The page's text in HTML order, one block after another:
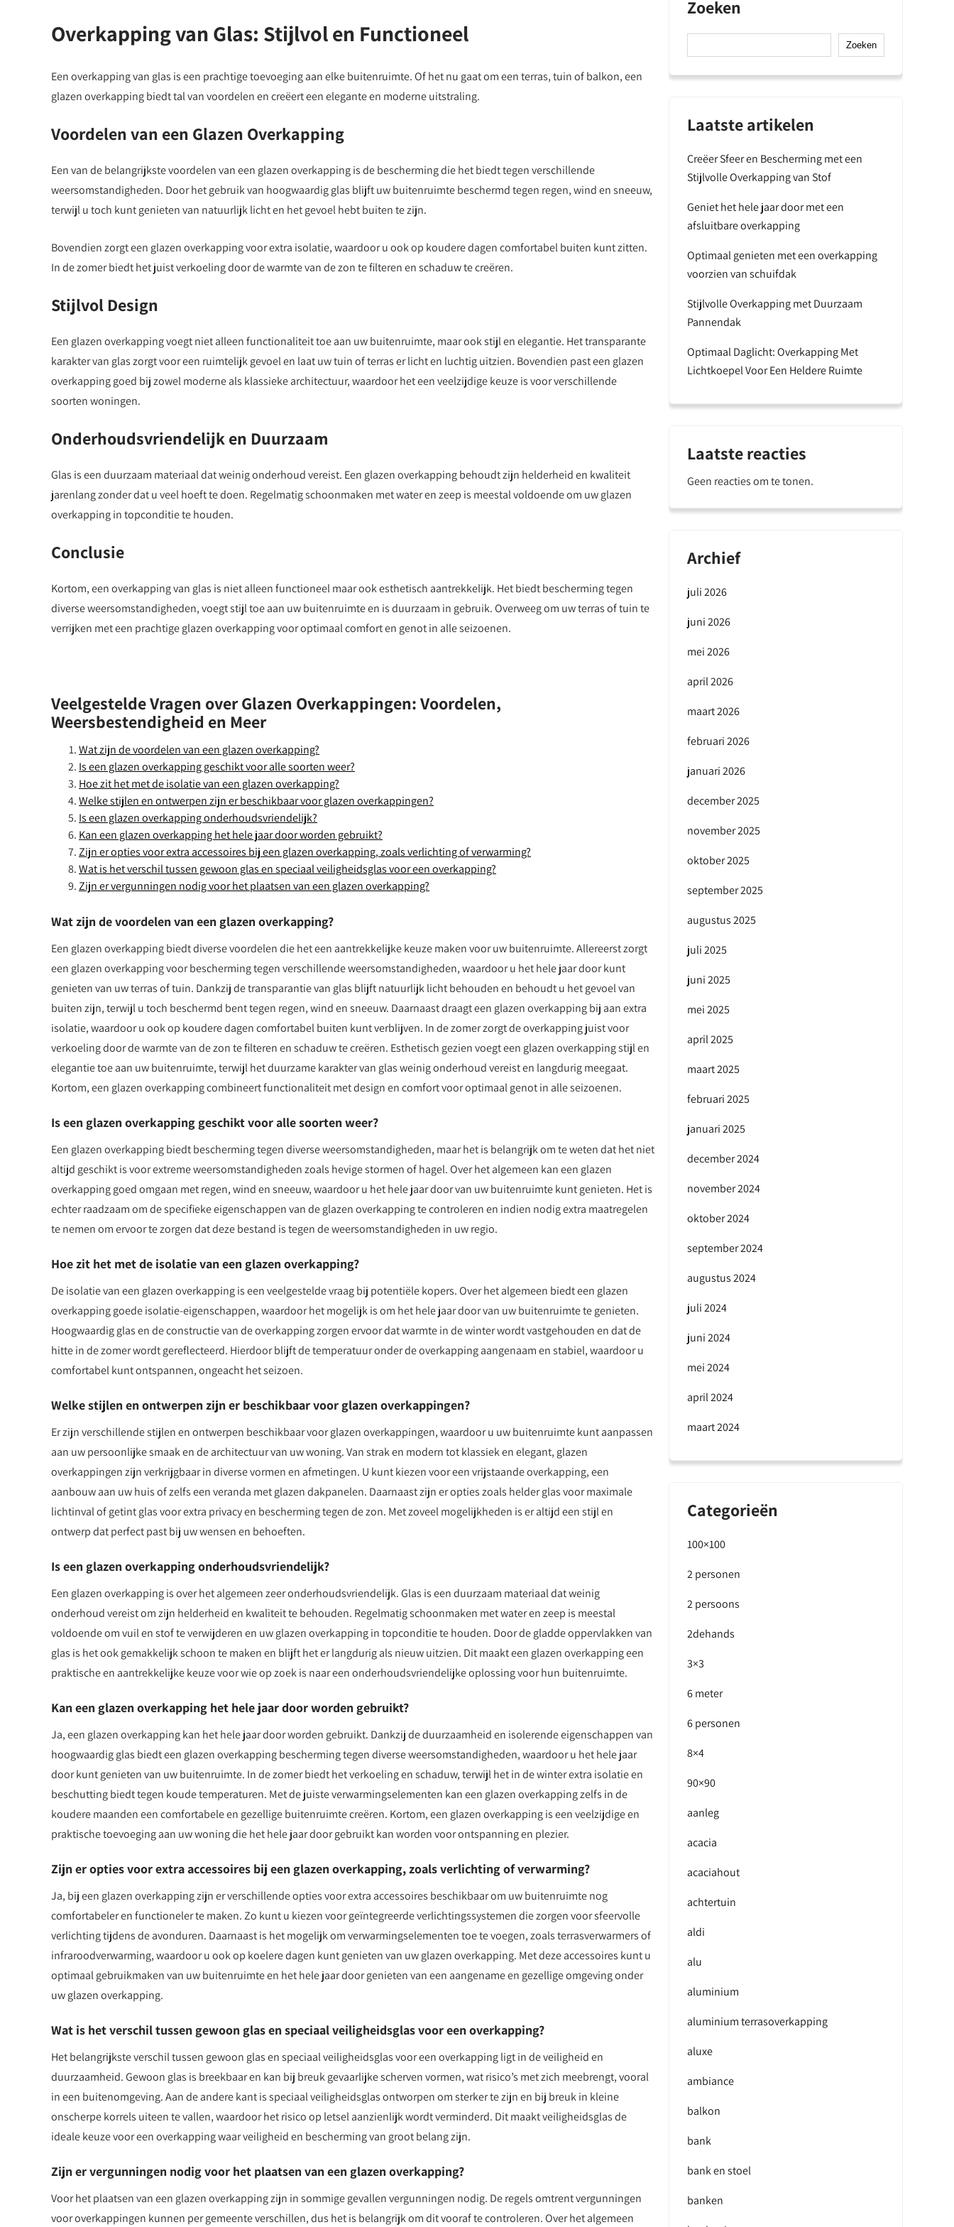
Overkapping van Glas: Stijlvol en Functioneel
Een overkapping van glas is een prachtige toevoeging aan elke buitenruimte. Of het nu gaat om een terras, tuin of balkon, een
glazen overkapping biedt tal van voordelen en creëert een elegante en moderne uitstraling.
Voordelen van een Glazen Overkapping
Een van de belangrijkste voordelen van een glazen overkapping is de bescherming die het biedt tegen verschillende
weersomstandigheden. Door het gebruik van hoogwaardig glas blijft uw buitenruimte beschermd tegen regen, wind en sneeuw,
terwijl u toch kunt genieten van natuurlijk licht en het gevoel hebt buiten te zijn.
Bovendien zorgt een glazen overkapping voor extra isolatie, waardoor u ook op koudere dagen comfortabel buiten kunt zitten.
In de zomer biedt het juist verkoeling door de warmte van de zon te filteren en schaduw te creëren.
Stijlvol Design
Een glazen overkapping voegt niet alleen functionaliteit toe aan uw buitenruimte, maar ook stijl en elegantie. Het transparante
karakter van glas zorgt voor een ruimtelijk gevoel en laat uw tuin of terras er licht en luchtig uitzien. Bovendien past een glazen
overkapping goed bij zowel moderne als klassieke architectuur, waardoor het een veelzijdige keuze is voor verschillende
soorten woningen.
Onderhoudsvriendelijk en Duurzaam
Glas is een duurzaam materiaal dat weinig onderhoud vereist. Een glazen overkapping behoudt zijn helderheid en kwaliteit
jarenlang zonder dat u veel hoeft te doen. Regelmatig schoonmaken met water en zeep is meestal voldoende om uw glazen
overkapping in topconditie te houden.
Conclusie
Kortom, een overkapping van glas is niet alleen functioneel maar ook esthetisch aantrekkelijk. Het biedt bescherming tegen
diverse weersomstandigheden, voegt stijl toe aan uw buitenruimte en is duurzaam in gebruik. Overweeg om uw terras of tuin te
verrijken met een prachtige glazen overkapping voor optimaal comfort en genot in alle seizoenen.
Veelgestelde Vragen over Glazen Overkappingen: Voordelen,
Weersbestendigheid en Meer
Wat zijn de voordelen van een glazen overkapping?
Is een glazen overkapping geschikt voor alle soorten weer?
Hoe zit het met de isolatie van een glazen overkapping?
Welke stijlen en ontwerpen zijn er beschikbaar voor glazen overkappingen?
Is een glazen overkapping onderhoudsvriendelijk?
Kan een glazen overkapping het hele jaar door worden gebruikt?
Zijn er opties voor extra accessoires bij een glazen overkapping, zoals verlichting of verwarming?
Wat is het verschil tussen gewoon glas en speciaal veiligheidsglas voor een overkapping?
Zijn er vergunningen nodig voor het plaatsen van een glazen overkapping?
Wat zijn de voordelen van een glazen overkapping?
Een glazen overkapping biedt diverse voordelen die het een aantrekkelijke keuze maken voor uw buitenruimte. Allereerst zorgt
een glazen overkapping voor bescherming tegen verschillende weersomstandigheden, waardoor u het hele jaar door kunt
genieten van uw terras of tuin. Dankzij de transparantie van glas blijft natuurlijk licht behouden en behoudt u het gevoel van
buiten zijn, terwijl u toch beschermd bent tegen regen, wind en sneeuw. Daarnaast draagt een glazen overkapping bij aan extra
isolatie, waardoor u ook op koudere dagen comfortabel buiten kunt verblijven. In de zomer zorgt de overkapping juist voor
verkoeling door de warmte van de zon te filteren en schaduw te creëren. Esthetisch gezien voegt een glazen overkapping stijl en
elegantie toe aan uw buitenruimte, terwijl het duurzame karakter van glas weinig onderhoud vereist en langdurig meegaat.
Kortom, een glazen overkapping combineert functionaliteit met design en comfort voor optimaal genot in alle seizoenen.
Is een glazen overkapping geschikt voor alle soorten weer?
Een glazen overkapping biedt bescherming tegen diverse weersomstandigheden, maar het is belangrijk om te weten dat het niet
altijd geschikt is voor extreme weersomstandigheden zoals hevige stormen of hagel. Over het algemeen kan een glazen
overkapping goed omgaan met regen, wind en sneeuw, waardoor u het hele jaar door van uw buitenruimte kunt genieten. Het is
echter raadzaam om de specifieke eigenschappen van de glazen overkapping te controleren en indien nodig extra maatregelen
te nemen om ervoor te zorgen dat deze bestand is tegen de weersomstandigheden in uw regio.
Hoe zit het met de isolatie van een glazen overkapping?
De isolatie van een glazen overkapping is een veelgestelde vraag bij potentiële kopers. Over het algemeen biedt een glazen
overkapping goede isolatie-eigenschappen, waardoor het mogelijk is om het hele jaar door van uw buitenruimte te genieten.
Hoogwaardig glas en de constructie van de overkapping zorgen ervoor dat warmte in de winter wordt vastgehouden en dat de
hitte in de zomer wordt gereflecteerd. Hierdoor blijft de temperatuur onder de overkapping aangenaam en stabiel, waardoor u
comfortabel kunt ontspannen, ongeacht het seizoen.
Welke stijlen en ontwerpen zijn er beschikbaar voor glazen overkappingen?
Er zijn verschillende stijlen en ontwerpen beschikbaar voor glazen overkappingen, waardoor u uw buitenruimte kunt aanpassen
aan uw persoonlijke smaak en de architectuur van uw woning. Van strak en modern tot klassiek en elegant, glazen
overkappingen zijn verkrijgbaar in diverse vormen en afmetingen. U kunt kiezen voor een vrijstaande overkapping, een
aanbouw aan uw huis of zelfs een veranda met glazen dakpanelen. Daarnaast zijn er opties zoals helder glas voor maximale
lichtinval of getint glas voor extra privacy en bescherming tegen de zon. Met zoveel mogelijkheden is er altijd een stijl en
ontwerp dat perfect past bij uw wensen en behoeften.
Is een glazen overkapping onderhoudsvriendelijk?
Een glazen overkapping is over het algemeen zeer onderhoudsvriendelijk. Glas is een duurzaam materiaal dat weinig
onderhoud vereist om zijn helderheid en kwaliteit te behouden. Regelmatig schoonmaken met water en zeep is meestal
voldoende om vuil en stof te verwijderen en uw glazen overkapping in topconditie te houden. Door de gladde oppervlakken van
glas is het ook gemakkelijk schoon te maken en blijft het er langdurig als nieuw uitzien. Dit maakt een glazen overkapping een
praktische en aantrekkelijke keuze voor wie op zoek is naar een onderhoudsvriendelijke oplossing voor hun buitenruimte.
Kan een glazen overkapping het hele jaar door worden gebruikt?
Ja, een glazen overkapping kan het hele jaar door worden gebruikt. Dankzij de duurzaamheid en isolerende eigenschappen van
hoogwaardig glas biedt een glazen overkapping bescherming tegen diverse weersomstandigheden, waardoor u het hele jaar
door kunt genieten van uw buitenruimte. In de zomer biedt het verkoeling en schaduw, terwijl het in de winter extra isolatie en
beschutting biedt tegen koude temperaturen. Met de juiste verwarmingselementen kan een glazen overkapping zelfs in de
koudere maanden een comfortabele en gezellige buitenruimte creëren. Kortom, een glazen overkapping is een veelzijdige en
praktische toevoeging aan uw woning die het hele jaar door gebruikt kan worden voor ontspanning en plezier.
Zijn er opties voor extra accessoires bij een glazen overkapping, zoals verlichting of verwarming?
Ja, bij een glazen overkapping zijn er verschillende opties voor extra accessoires beschikbaar om uw buitenruimte nog
comfortabeler en functioneler te maken. Zo kunt u kiezen voor geïntegreerde verlichtingssystemen die zorgen voor sfeervolle
verlichting tijdens de avonduren. Daarnaast is het mogelijk om verwarmingselementen toe te voegen, zoals terrasverwarmers of
infraroodverwarming, waardoor u ook op koelere dagen kunt genieten van uw glazen overkapping. Met deze accessoires kunt u
optimaal gebruikmaken van uw buitenruimte en het hele jaar door genieten van een aangename en gezellige omgeving onder
uw glazen overkapping.
Wat is het verschil tussen gewoon glas en speciaal veiligheidsglas voor een overkapping?
Het belangrijkste verschil tussen gewoon glas en speciaal veiligheidsglas voor een overkapping ligt in de veiligheid en
duurzaamheid. Gewoon glas is breekbaar en kan bij breuk gevaarlijke scherven vormen, wat risico’s met zich meebrengt, vooral
in een buitenomgeving. Aan de andere kant is speciaal veiligheidsglas ontworpen om sterker te zijn en bij breuk in kleine
onscherpe korrels uiteen te vallen, waardoor het risico op letsel aanzienlijk wordt verminderd. Dit maakt veiligheidsglas de
ideale keuze voor een overkapping waar veiligheid en bescherming van groot belang zijn.
Zijn er vergunningen nodig voor het plaatsen van een glazen overkapping?
Voor het plaatsen van een glazen overkapping zijn in sommige gevallen vergunningen nodig. De regels omtrent vergunningen
voor overkappingen kunnen per gemeente verschillen, dus het is belangrijk om dit vooraf te controleren. Over het algemeen
Zoeken
Zoeken
Laatste artikelen
Creëer Sfeer en Bescherming met een
Stijlvolle Overkapping van Stof
Geniet het hele jaar door met een
afsluitbare overkapping
Optimaal genieten met een overkapping
voorzien van schuifdak
Stijlvolle Overkapping met Duurzaam
Pannendak
Optimaal Daglicht: Overkapping Met
Lichtkoepel Voor Een Heldere Ruimte
Laatste reacties
Geen reacties om te tonen.
Archief
juli 2026
juni 2026
mei 2026
april 2026
maart 2026
februari 2026
januari 2026
december 2025
november 2025
oktober 2025
september 2025
augustus 2025
juli 2025
juni 2025
mei 2025
april 2025
maart 2025
februari 2025
januari 2025
december 2024
november 2024
oktober 2024
september 2024
augustus 2024
juli 2024
juni 2024
mei 2024
april 2024
maart 2024
Categorieën
100×100
2 personen
2 persoons
2dehands
3×3
6 meter
6 personen
8×4
90×90
aanleg
acacia
acaciahout
achtertuin
aldi
alu
aluminium
aluminium terrasoverkapping
aluxe
ambiance
balkon
bank
bank en stoel
banken